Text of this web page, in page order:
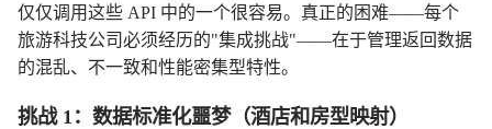
仅仅调用这些 API 中的一个很容易。真正的困难——每个
旅游科技公司必须经历的"集成挑战"——在于管理返回数据
的混乱、不一致和性能密集型特性。
挑战 1：数据标准化噩梦（酒店和房型映射）